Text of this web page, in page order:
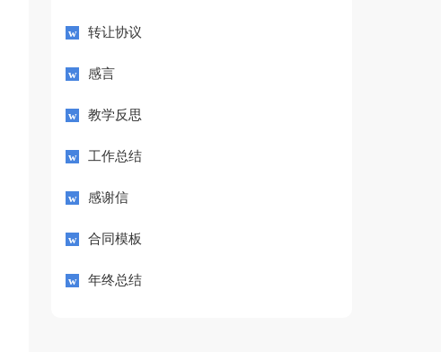
转让协议
感言
教学反思
工作总结
感谢信
合同模板
年终总结